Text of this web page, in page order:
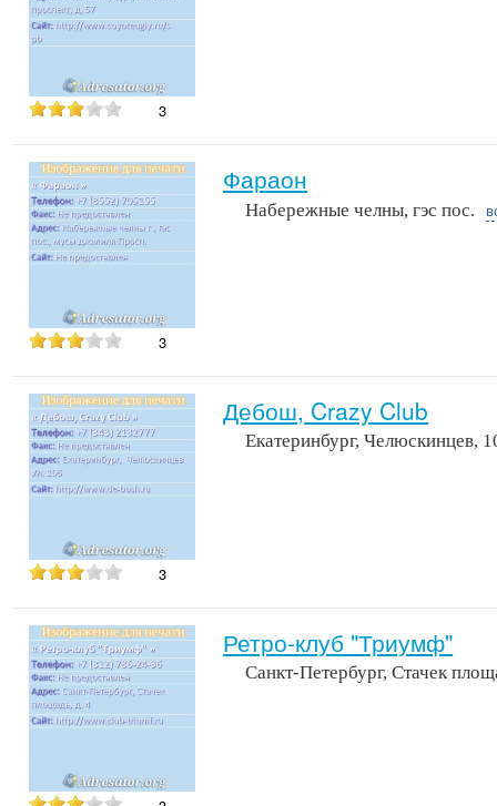
3
3
Фараон
Набережные челны, гэс пос.
3
Дебош, Crazy Club
Екатеринбург, Челюскинцев,
Ретро-клуб "Триумф"
Санкт-Петербург, Стачек